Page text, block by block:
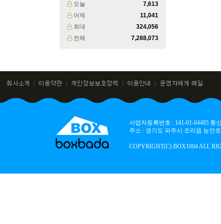
오늘
7,613
어제
11,041
최대
324,056
전체
7,288,073
사업자등록번호 : 141-01-64485
주소 : 경기도 파주시 조리읍 능안
COPYRIGHT(C) BOX1004 ALL